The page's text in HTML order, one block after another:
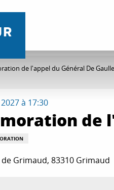
de l'appel du Général De Gaulle
à 17:30
de
Grimaud, 83310 Grimaud